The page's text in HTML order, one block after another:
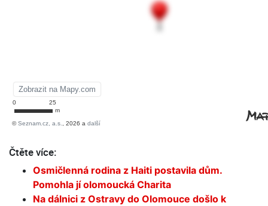
Čtěte více:
Osmičlenná rodina z Haiti postavila dům.
Pomohla jí olomoucká Charita
Na dálnici z Ostravy do Olomouce došlo k